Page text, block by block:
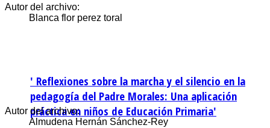
Autor del archivo:
Blanca flor perez toral
' Reflexiones sobre la marcha y el silencio en la
pedagogía del Padre Morales: Una aplicación
práctica en niños de Educación Primaria'
Autor del archivo:
Almudena Hernán Sánchez-Rey